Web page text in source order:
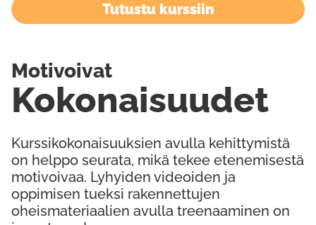
Tutustu kurssiin
Kurssikokonaisuuksien avulla kehittymistä
on helppo seurata, mikä tekee etenemisestä
motivoivaa. Lyhyiden videoiden ja
oppimisen tueksi rakennettujen
oheismateriaalien avulla treenaaminen on
Kokonaisuudet
Motivoivat